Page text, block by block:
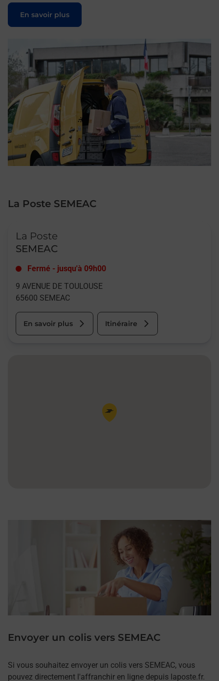
En savoir plus
Le lien s'ouvre dans un nouvel onglet
La Poste SEMEAC
La Poste
SEMEAC
Fermé - jusqu'à 09h00
9 AVENUE DE TOULOUSE
65600 SEMEAC
En savoir plus Itinéraire
Pin de la carte
Envoyer un colis vers SEMEAC
Si vous souhaitez envoyer un colis vers SEMEAC, vous
pouvez directement l'affranchir en ligne depuis laposte.fr.